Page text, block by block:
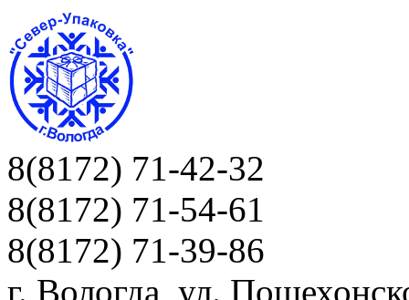
8(8172) 71-42-32
8(8172) 71-54-61
8(8172) 71-39-86
г. Вологда, ул.